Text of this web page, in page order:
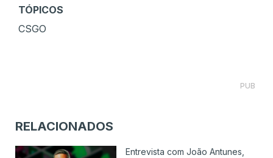
TÓPICOS
CSGO
PUB
RELACIONADOS
Entrevista com João Antunes,